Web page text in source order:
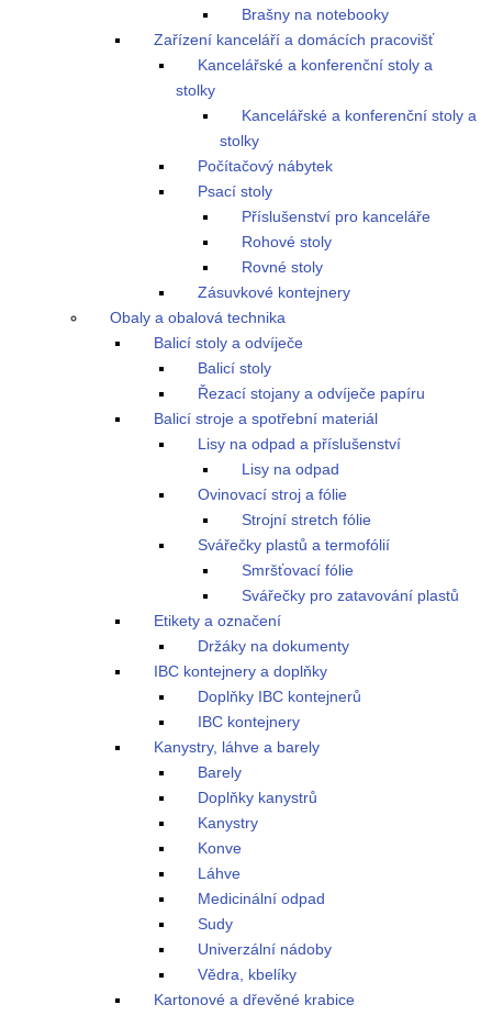
Brašny na notebooky
Zařízení kanceláří a domácích pracovišť
Kancelářské a konferenční stoly a
stolky
Kancelářské a konferenční stoly a
stolky
Počítačový nábytek
Psací stoly
Příslušenství pro kanceláře
Rohové stoly
Rovné stoly
Zásuvkové kontejnery
Obaly a obalová technika
Balicí stoly a odvíječe
Balicí stoly
Řezací stojany a odvíječe papíru
Balicí stroje a spotřební materiál
Lisy na odpad a příslušenství
Lisy na odpad
Ovinovací stroj a fólie
Strojní stretch fólie
Svářečky plastů a termofólií
Smršťovací fólie
Svářečky pro zatavování plastů
Etikety a označení
Držáky na dokumenty
IBC kontejnery a doplňky
Doplňky IBC kontejnerů
IBC kontejnery
Kanystry, láhve a barely
Barely
Doplňky kanystrů
Kanystry
Konve
Láhve
Medicinální odpad
Sudy
Univerzální nádoby
Vědra, kbelíky
Kartonové a dřevěné krabice